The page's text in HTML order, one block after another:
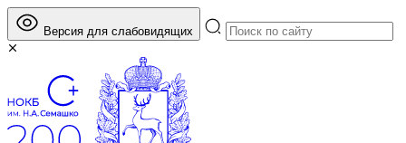
Версия для слабовидящих